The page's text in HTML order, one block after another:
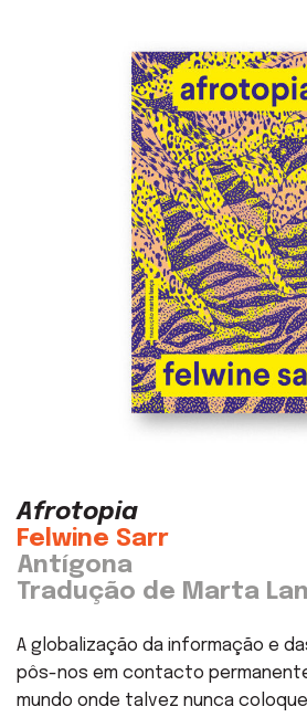
Afrotopia
Felwine Sarr
Antígona
Tradução de Marta
A globalização da informação e
pôs-nos em contacto
mundo onde talvez nunca